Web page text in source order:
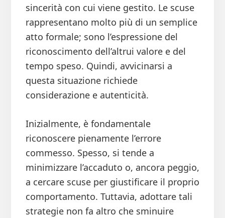
sincerità con cui viene gestito. Le scuse
rappresentano molto più di un semplice
atto formale; sono l’espressione del
riconoscimento dell’altrui valore e del
tempo speso. Quindi, avvicinarsi a
questa situazione richiede
considerazione e autenticità.
Inizialmente, è fondamentale
riconoscere pienamente l’errore
commesso. Spesso, si tende a
minimizzare l’accaduto o, ancora peggio,
a cercare scuse per giustificare il proprio
comportamento. Tuttavia, adottare tali
strategie non fa altro che sminuire